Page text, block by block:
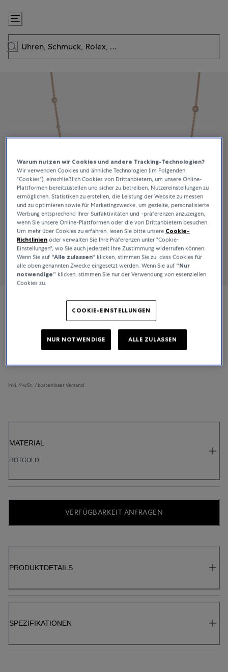
Zum
Inhalt
springen
Bucherer Fine Jewellery
Floating Diamonds
2.900 €
inkl. MwSt. / kostenloser Versand
MATERIAL
ROTGOLD
VERFÜGBARKEIT ANFRAGEN
PRODUKTDETAILS
SPEZIFIKATIONEN
Warum nutzen wir Cookies und andere Tracking-Technologien?
Wir verwenden Cookies und ähnliche Technologien (im Folgenden
"Cookies"), einschließlich Cookies von Drittanbietern, um unsere Online-
Plattformen bereitzustellen und sicher zu betreiben, Nutzereinstellungen zu
ermöglichen, Statistiken zu erstellen, die Leistung der Website zu messen
und zu optimieren sowie für Marketingzwecke, um gezielte, personalisierte
Werbung entsprechend Ihrer Surfaktivitäten und -präferenzen anzuzeigen,
wenn Sie unsere Online-Plattformen oder die von Drittanbietern besuchen.
Um mehr über Cookies zu erfahren, lesen Sie bitte unsere Cookie-
Richtlinien oder verwalten Sie Ihre Präferenzen unter "Cookie-
Einstellungen", wo Sie auch jederzeit Ihre Zustimmung widerrufen können.
Wenn Sie auf “Alle zulassen“ klicken, stimmen Sie zu, dass Cookies für
alle oben genannten Zwecke eingesetzt werden. Wenn Sie auf “Nur
notwendige” klicken, stimmen Sie nur der Verwendung von essenziellen
Cookies zu.
COOKIE-EINSTELLUNGEN
NUR NOTWENDIGE ALLE ZULASSEN